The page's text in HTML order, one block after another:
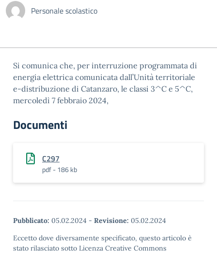
Personale scolastico
Si comunica che, per interruzione programmata di
energia elettrica comunicata dall’Unità territoriale
e-distribuzione di Catanzaro, le classi 3^C e 5^C,
mercoledì 7 febbraio 2024,
Documenti
C297
pdf - 186 kb
Pubblicato: 05.02.2024 - Revisione: 05.02.2024
Eccetto dove diversamente specificato, questo articolo è
stato rilasciato sotto Licenza Creative Commons